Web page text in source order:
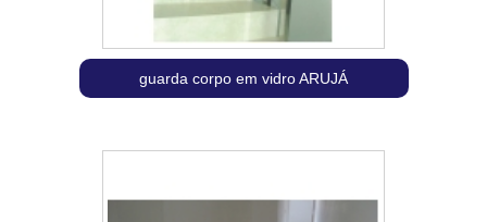
guarda corpo em vidro ARUJÁ